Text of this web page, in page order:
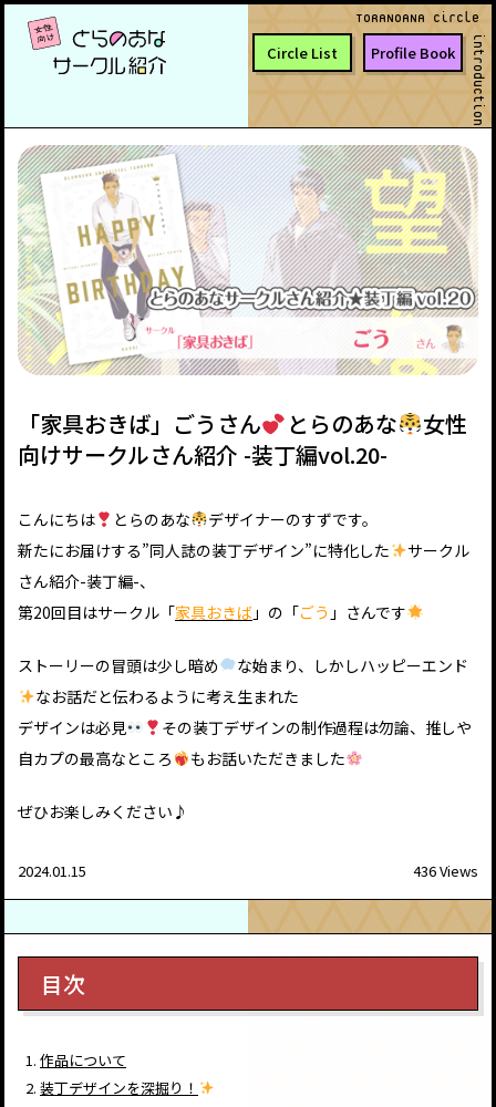
TORANOANA Circle
introduction
Circle List Profile Book
「家具おきば」ごうさん とらのあな
女性
向けサークルさん紹介 -装丁編vol.20-
こんにちは とらのあな
デザイナーのすずです。
新たにお届けする”同人誌の装丁デザイン”に特化した
サークル
さん紹介-装丁編-、
第20回目はサークル「家具おきば 」の「ごう 」さんです
ストーリーの冒頭は少し暗め
な始まり、しかしハッピーエンド
なお話だと伝わるように考え生まれた
デザインは必見
その装丁デザインの制作過程は勿論、推しや
自カプの最高なところ
もお話いただきました
ぜひお楽しみください♪
2024.01.15 436 Views
目次
作品について
装丁デザインを深掘り！